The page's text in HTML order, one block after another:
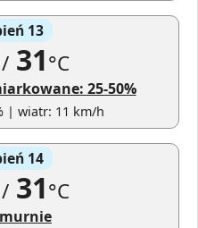
13
/31°C
25-50%
| wiatr: 11 km/h
14
/31°C